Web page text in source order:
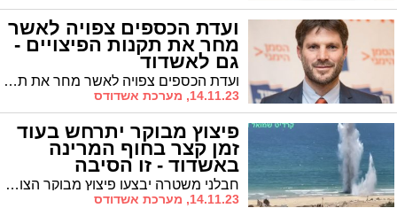
ועדת הכספים צפויה לאשר
מחר את תקנות הפיצויים -
גם לאשדוד
ועדת הכספים צפויה לאשר מחר את תקנות הפיצויים בגין נזק עקיף ליישובי הספר בדרום ובצפון, ולישוביי "אזור מיוחד" הממוקמים עד 40 קילומטר מגדר הגבול עם עזה בדרום, בין היתר גם לאשדוד
14.11.23, מערכת אשדודס
פיצוץ מבוקר יתרחש בעוד
זמן קצר בחוף המרינה
באשדוד - זו הסיבה
חבלני משטרה יבצעו פיצוץ מבוקר הצוהריים של נפל טיל בחוף אשדוד
14.11.23, מערכת אשדודס